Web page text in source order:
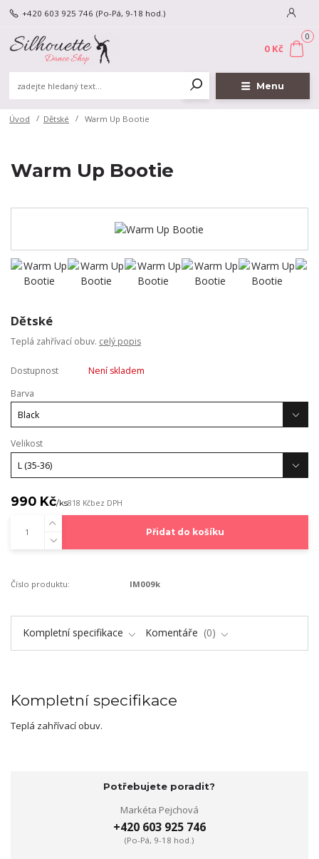
Menu
+420 603 925 746 (Po-Pá, 9-18 hod.)
0
0 Kč
Úvod Dětské Warm Up Bootie
Warm Up Bootie
Dětské
Teplá zahřívací obuv. celý popis
Dostupnost
Není skladem
Barva
Velikost
990 Kč/ks818 Kčbez DPH
Přidat do košíku
Číslo produktu: IM009k
Kompletní specifikace Komentáře 0
Kompletní specifikace
Teplá zahřívací obuv.
Potřebujete poradit?
Markéta Pejchová
+420 603 925 746
(Po-Pá, 9-18 hod.)